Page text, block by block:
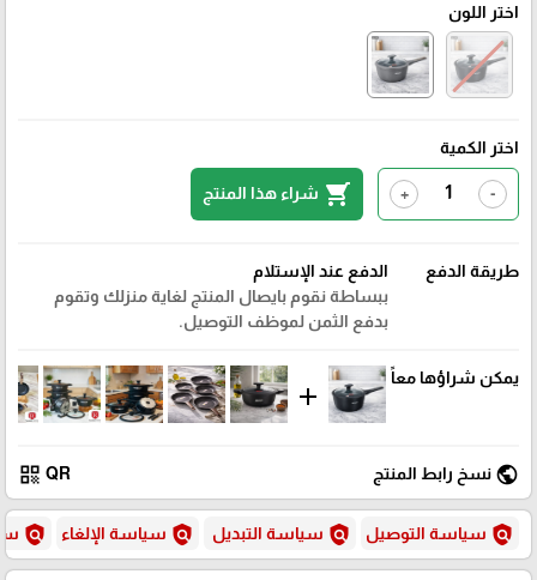
اختر اللون
اختر الكمية
-
+
shopping_cart شراء هذا المنتج
طريقة الدفع
الدفع عند الإستلام
ببساطة نقوم بايصال المنتج لغاية منزلك وتقوم
بدفع الثمن لموظف التوصيل.
يمكن شراؤها معاً
add
public نسخ رابط المنتج QR
qr_code
policy سياسة التوصيل policy سياسة التبديل policy سياسة الإلغاء policy